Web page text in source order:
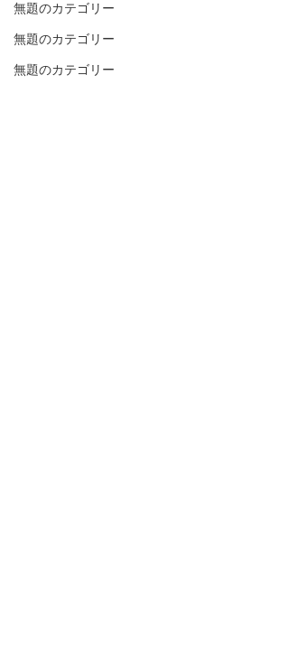
無題のカテゴリー
無題のカテゴリー
無題のカテゴリー